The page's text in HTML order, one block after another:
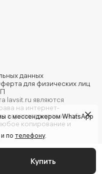
Купить
данных
для физических лиц
lavsit.ru являются
на интернет-
зарегистрированной
копирование и
с мессенджером WhatsApp
и по телефону.